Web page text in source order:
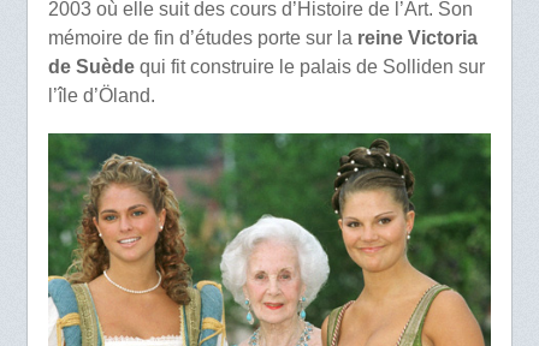
2003 où elle suit des cours d’Histoire de l’Art. Son
mémoire de fin d’études porte sur la reine Victoria
de Suèdequi fit construire le palais de Solliden sur
l’île d’Öland.